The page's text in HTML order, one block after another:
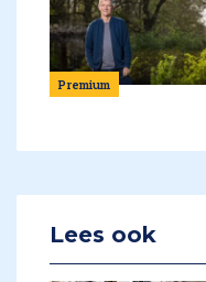
Premium
Lees ook